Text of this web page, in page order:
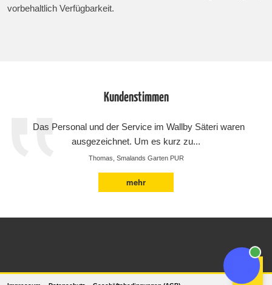
vorbehaltlich Verfügbarkeit.
Kundenstimmen
Das Personal und der Service im Wallby Säteri waren
ausgezeichnet. Um es kurz zu...
Thomas, Smalands Garten PUR
mehr